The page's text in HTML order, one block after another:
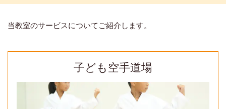
当教室のサービスについてご紹介します。
子ども空手道場